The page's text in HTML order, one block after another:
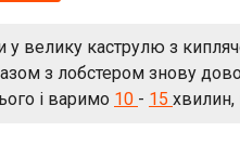
у велику каструлю з
з лобстером знову
і варимо 10 - 15